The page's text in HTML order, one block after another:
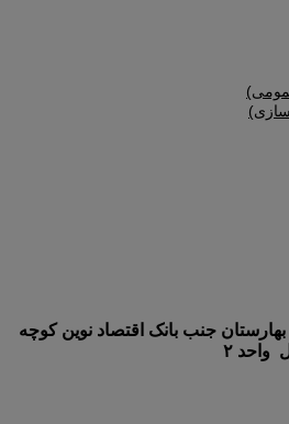
سازی)
جنب بانک اقتصاد نوین کوچه